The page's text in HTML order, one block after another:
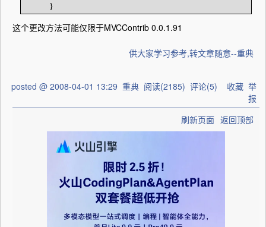
}
这个更改方法可能仅限于MVCContrib 0.0.1.91
供大家学习参考,转文章随意--重典
posted @ 2008-04-01 13:29 重典 阅读(2185) 评论(5) 收藏 举
报
刷新页面 返回顶部